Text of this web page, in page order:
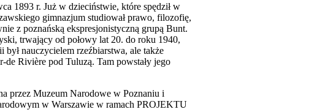
1893 r. Już w dzieciństwie, które spędził w
gimnazjum studiował prawo, filozofię,
z poznańską ekspresjonistyczną grupą Bunt.
trwający od połowy lat 20. do roku 1940,
nauczycielem rzeźbiarstwa, ale także
de Rivière pod Tuluzą. Tam powstały jego
przez Muzeum Narodowe w Poznaniu i
w Warszawie w ramach PROJEKTU